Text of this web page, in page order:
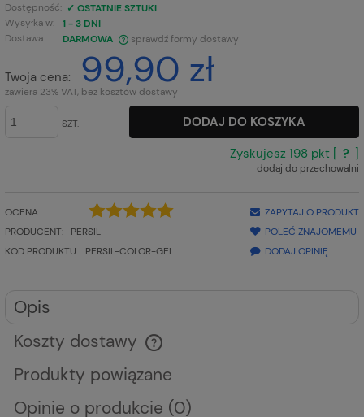
Dostępność: ✓ OSTATNIE SZTUKI
Wysyłka w:
1 - 3 DNI
Dostawa:
DARMOWA
CENA NIE ZAWIERA EWENTUALNYCH KOSZTÓW PŁATNOŚCI
sprawdź formy dostawy
Twoja cena: 99,90 zł
zawiera 23% VAT, bez kosztów dostawy
SZT.
DODAJ DO KOSZYKA
Zyskujesz 198 pkt [ ?
dodaj do przechowalni
OCENA:
PRODUCENT:
PERSIL
KOD PRODUKTU:
PERSIL-COLOR-GEL
ZAPYTAJ O PRODUKT
POLEĆ ZNAJOMEMU
DODAJ OPINIĘ
Opis
Koszty dostawy
Cena nie zawiera ewentualnych kosztów płatności
Produkty powiązane
Opinie o produkcie (0)